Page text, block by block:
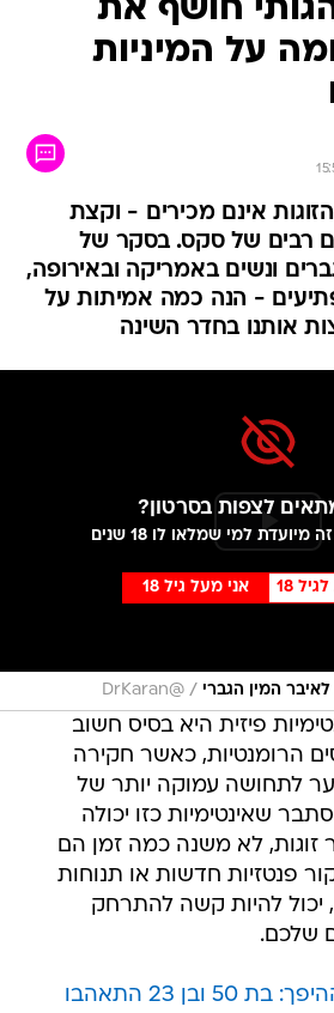
חושף את
על המיניות
אינם מכירים - וקצת
רבים של סקס. בסקר של
מ-1,000 גברים ונשים באמריקה ובאירופה,
- הנה כמה אמיתות על
אותנו בחדר השינה
לצפות בסרטון?
למי שמלאו לו 18 שנים
18 אני מעל גיל 18
המין הגברי /
@DrKaran
פיזית היא בסיס חשוב
הרומנטיות, כאשר חקירה
לתחושה עמוקה יותר של
שאינטימיות כזו יכולה
זוגות, לא משנה כמה זמן הם
פנטזיות חדשות או תנוחות
יכול להיות קשה להתרחק
שלכם.
ולפעמים קורה גם ההיפך: בת 50 ובן 23 התאהבו